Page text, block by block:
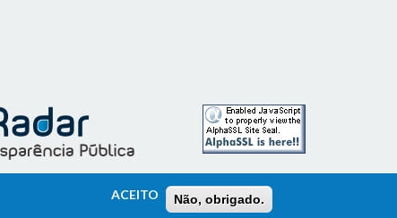
ACEITO Não, obrigado.